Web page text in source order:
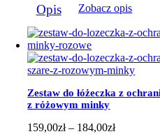
do
produkt
ma
wiele
wariantów.
Opcje
można
wybrać
na
stronie
produktu
Opis Zobacz opis
Zestaw do łóżeczka z
z różowym minky
159,00zł – 184,00złZakres